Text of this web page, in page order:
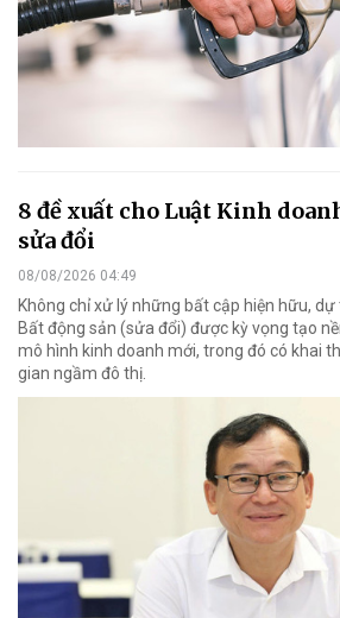
8 đề xuất cho Luật Kinh
sửa đổi
08/08/2026 04:49
Không chỉ xử lý những bất cập hiện hữu,
Bất động sản (sửa đổi) được kỳ vọng tạo
mô hình kinh doanh mới, trong đó có khai
gian ngầm đô thị.